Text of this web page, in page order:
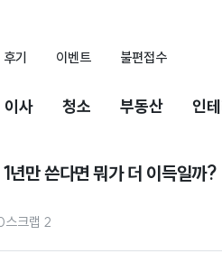
후기 이벤트 불편접수
이사 청소 부동산 인
년만 쓴다면 뭐가 더 이득일까?
스크랩 2